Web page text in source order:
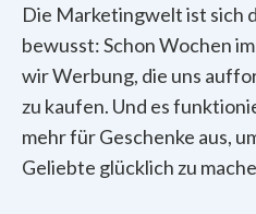
Die Marketingwelt ist sich
bewusst: Schon Wochen
wir Werbung, die uns
zu kaufen. Und es
mehr für Geschenke aus,
Geliebte glücklich zu